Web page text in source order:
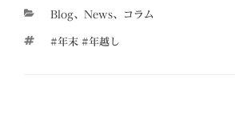
カ
ゴ
Blog、 News、 コラム
タ
#年末 #年越し